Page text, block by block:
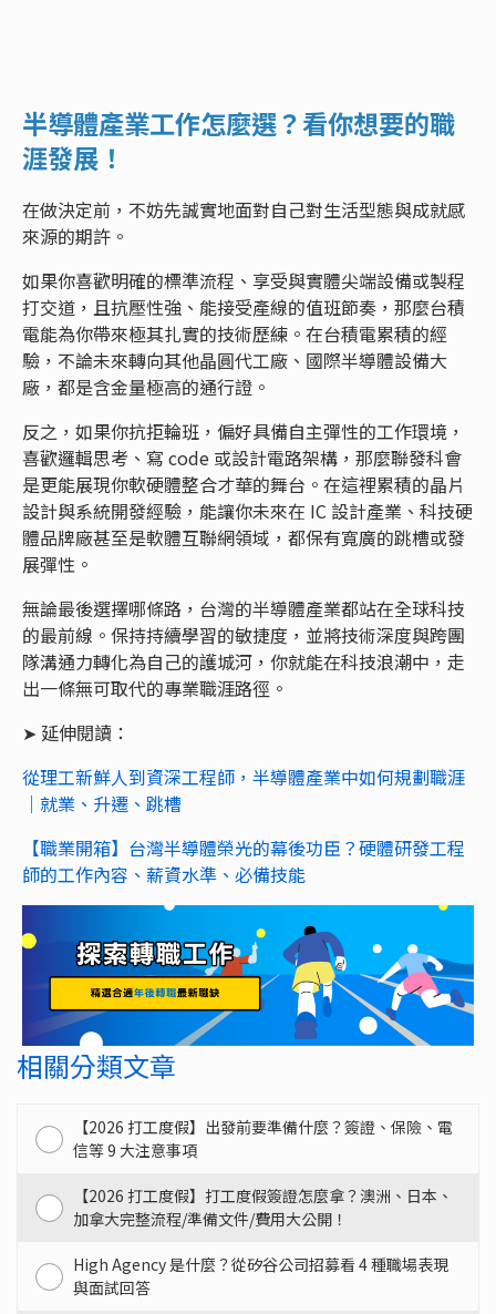
半導體產業工作怎麼選？看你想要的職
涯發展！
在做決定前，不妨先誠實地面對自己對生活型態與成就感
來源的期許。
如果你喜歡明確的標準流程、享受與實體尖端設備或製程
打交道，且抗壓性強、能接受產線的值班節奏，那麼台積
電能為你帶來極其扎實的技術歷練。在台積電累積的經
驗，不論未來轉向其他晶圓代工廠、國際半導體設備大
廠，都是含金量極高的通行證。
反之，如果你抗拒輪班，偏好具備自主彈性的工作環境，
喜歡邏輯思考、寫 code 或設計電路架構，那麼聯發科會
是更能展現你軟硬體整合才華的舞台。在這裡累積的晶片
設計與系統開發經驗，能讓你未來在 IC 設計產業、科技硬
體品牌廠甚至是軟體互聯網領域，都保有寬廣的跳槽或發
展彈性。
無論最後選擇哪條路，台灣的半導體產業都站在全球科技
的最前線。保持持續學習的敏捷度，並將技術深度與跨團
隊溝通力轉化為自己的護城河，你就能在科技浪潮中，走
出一條無可取代的專業職涯路徑。
➤ 延伸閱讀：
從理工新鮮人到資深工程師，半導體產業中如何規劃職涯
｜就業、升遷、跳槽
【職業開箱】台灣半導體榮光的幕後功臣？硬體研發工程
師的工作內容、薪資水準、必備技能
相關分類文章
【2026 打工度假】出發前要準備什麼？簽證、保險、電
信等 9 大注意事項
【2026 打工度假】打工度假簽證怎麼拿？澳洲、日本、
加拿大完整流程/準備文件/費用大公開！
High Agency 是什麼？從矽谷公司招募看 4 種職場表現
與面試回答